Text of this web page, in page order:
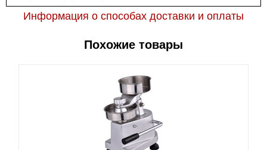
Информация о способах доставки и оплаты
Похожие товары